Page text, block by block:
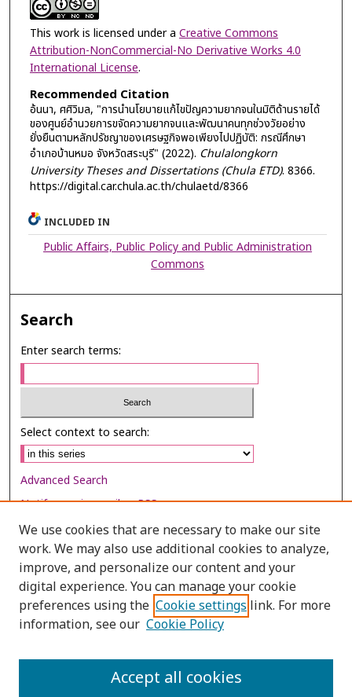
This work is licensed under a Creative Commons
Attribution-NonCommercial-No Derivative Works 4.0
International License.
Recommended Citation
อ้นนา, ศศิวิมล, "การนำนโยบายแก้ไขปัญความยากจนในมิติด้านรายได้
ของศูนย์อำนวยการขจัดความยากจนและพัฒนาคนทุกช่วงวัยอย่าง
ยั่งยืนตามหลักปรัชญาของเศรษฐกิจพอเพียงไปปฏิบัติ: กรณีศึกษา
อำเภอบ้านหมอ จังหวัดสระบุรี" (2022). Chulalongkorn
University Theses and Dissertations (Chula ETD). 8366.
https://digital.car.chula.ac.th/chulaetd/8366
INCLUDED IN
Public Affairs, Public Policy and Public Administration
Commons
Search
Enter search terms:
Select context to search:
Advanced Search
Notify me via email orRSS
Browse
Collections
Disciplines
Authors
We use cookies that are necessary to make our site
work. We may also use additional cookies to analyze,
improve, and personalize our content and your
digital experience. You can manage your cookie
preferences using the Cookie settings link. For more
information, see our Cookie Policy
Accept all cookies